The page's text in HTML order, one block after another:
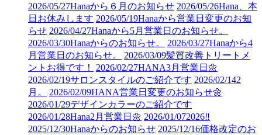
2026/05/27Hanaから６月のお知らせ 2026/05/26Hana、本
日お休みします 2026/05/19Hanaから営業日変更のお知
らせ 2026/04/27Hanaから5月営業日のお知らせ。
2026/03/30Hanaからのお知らせ。 2026/03/27Hanaから4
月営業日のお知らせ。
2026/03/09髪質改善トリートメ
ントお得です！
2026/02/27HANA3月営業日🌼
2026/02/19サロンスタイルのご紹介です 2026/02/142
月。
2026/02/09HANA営業日変更のお知らせ🌼
2026/01/29デザインカラーのご紹介です
2026/01/28Hana2月営業日🌼 2026/01/072026‼︎
2025/12/30Hanaからのお知らせ 2025/12/16価格改定のお